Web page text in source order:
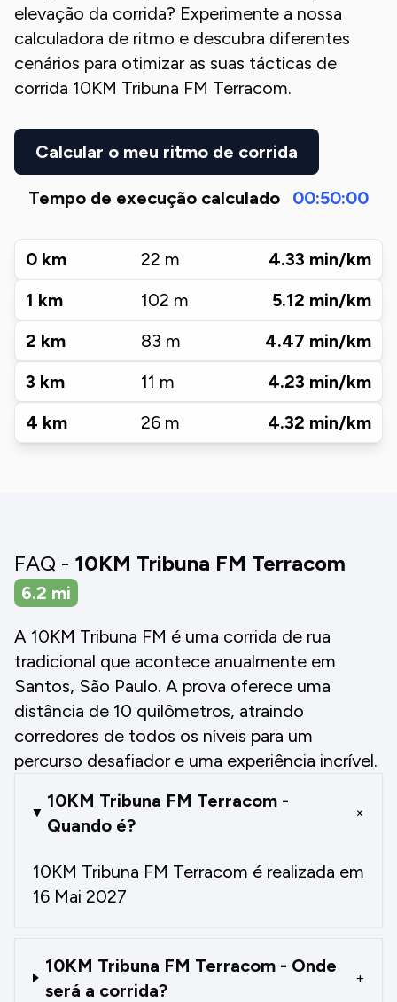
elevação da corrida? Experimente a nossa
calculadora de ritmo e descubra diferentes
cenários para otimizar as suas tácticas de
corrida 10KM Tribuna FM Terracom.
Calcular o meu ritmo de corrida
Tempo de execução calculado 00:50:00
0 km 22 m 4.33 min/km
1 km 102 m 5.12 min/km
2 km 83 m 4.47 min/km
3 km 11 m 4.23 min/km
4 km 26 m 4.32 min/km
FAQ - 10KM Tribuna FM Terracom
6.2 mi
A 10KM Tribuna FM é uma corrida de rua
tradicional que acontece anualmente em
Santos, São Paulo. A prova oferece uma
distância de 10 quilômetros, atraindo
corredores de todos os níveis para um
percurso desafiador e uma experiência incrível.
10KM Tribuna FM Terracom -
Quando é?
+
10KM Tribuna FM Terracom é realizada em
16 Mai 2027
10KM Tribuna FM Terracom - Onde
será a corrida?
+